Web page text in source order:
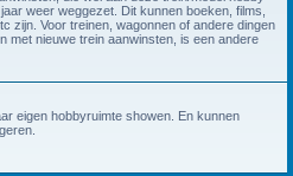
weer weggezet. Dit kunnen boeken, films,
zijn. Voor treinen, wagonnen of andere dingen
met nieuwe trein aanwinsten, is een andere
eigen hobbyruimte showen. En kunnen